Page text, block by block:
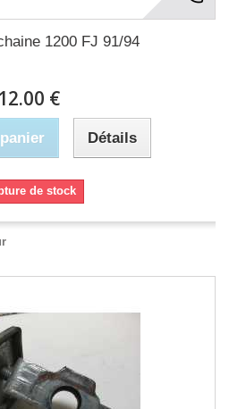
1200 FJ 91/94
12.00 €
Détails
de stock